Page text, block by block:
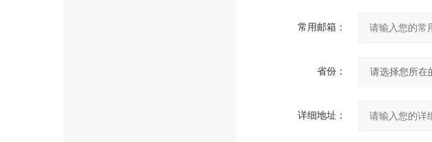
常用邮箱：
省份：
详细地址：